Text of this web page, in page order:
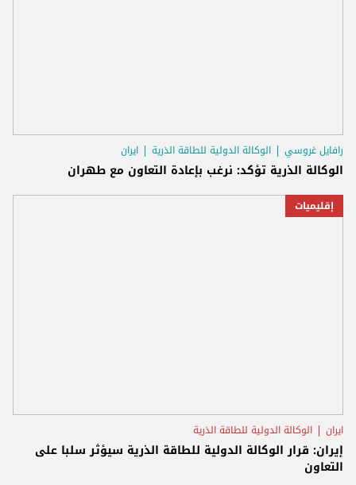
رافايل غروسي الوكالة الدولية للطاقة الذرية ايران
الوكالة الذرية تؤكد: نرغب بإعادة التعاون مع طهران
إقليميات
ايران الوكالة الدولية للطاقة الذرية
إيران: قرار الوكالة الدولية للطاقة الذرية سيؤثر سلبا على
التعاون